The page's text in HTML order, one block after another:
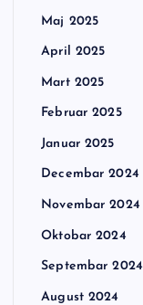
Maj 2025
April 2025
Mart 2025
Februar 2025
Januar 2025
Decembar 2024
Novembar 2024
Oktobar 2024
Septembar 2024
August 2024